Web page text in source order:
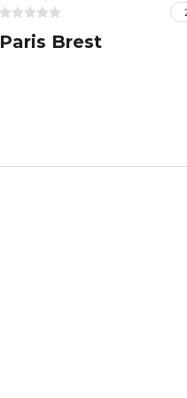
Paris Brest